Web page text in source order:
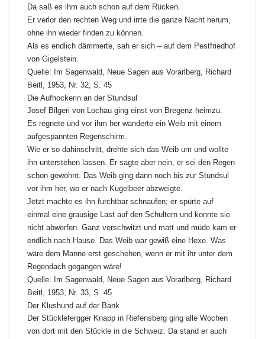
Da saß es ihm auch schon auf dem Rücken.
Er verlor den rechten Weg und irrte die ganze Nacht herum,
ohne ihn wieder finden zu können.
Als es endlich dämmerte, sah er sich – auf dem Pestfriedhof
von Gigelstein.
Quelle: Im Sagenwald, Neue Sagen aus Vorarlberg, Richard
Beitl, 1953, Nr. 32, S. 45
Die Aufhockerin an der Stundsul
Josef Bilgeri von Lochau ging einst von Bregenz heimzu.
Es regnete und vor ihm her wanderte ein Weib mit einem
aufgespannten Regenschirm.
Wie er so dahinschritt, drehte sich das Weib um und wollte
ihn unterstehen lassen. Er sagte aber nein, er sei den Regen
schon gewöhnt. Das Weib ging dann noch bis zur Stundsul
vor ihm her, wo er nach Kugelbeer abzweigte.
Jetzt machte es ihn furchtbar schnaufen; er spürte auf
einmal eine grausige Last auf den Schultern und konnte sie
nicht abwerfen. Ganz verschwitzt und matt und müde kam er
endlich nach Hause. Das Weib war gewiß eine Hexe. Was
wäre dem Manne erst geschehen, wenn er mit ihr unter dem
Regendach gegangen wäre!
Quelle: Im Sagenwald, Neue Sagen aus Vorarlberg, Richard
Beitl, 1953, Nr. 33, S. 45
Der Klushund auf der Bank
Der Stücklefergger Knapp in Riefensberg ging alle Wochen
von dort mit den Stückle in die Schweiz. Da stand er auch